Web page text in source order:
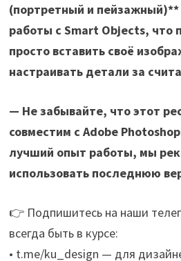
(портретный и
работы с Smart Objects, что
просто вставить своё
настраивать детали за
— Не забывайте, что этот
совместим с Adobe
лучший опыт работы, мы
использовать последнюю
👉 Подпишитесь на наши
всегда быть в курсе:
• t.me/ku_design — для